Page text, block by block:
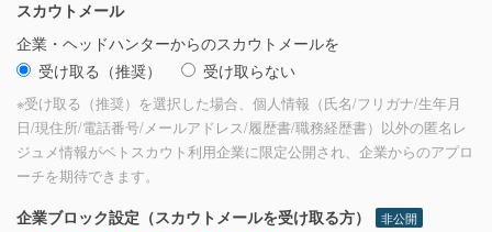
スカウトメール
企業・ヘッドハンターからのスカウトメールを
受け取る（推奨）
受け取らない
※受け取る（推奨）を選択した場合、個人情報（氏名/フリガナ/生年月
日/現住所/電話番号/メールアドレス/履歴書/職務経歴書）以外の匿名レ
ジュメ情報がベトスカウト利用企業に限定公開され、企業からのアプロ
ーチを期待できます。
企業ブロック設定（スカウトメールを受け取る方） 非公開